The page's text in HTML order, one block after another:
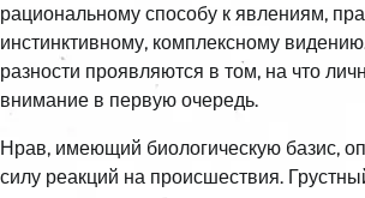
рациональному способу к явлениям,
инстинктивному, комплексному
разности проявляются в том, на что
внимание в первую очередь.
Нрав, имеющий биологическую базис,
силу реакций на происшествия.